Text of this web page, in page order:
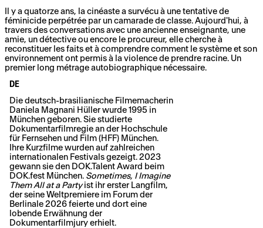
Il y a quatorze ans, la cinéaste a survécu à une tentative de
féminicide perpétrée par un camarade de classe. Aujourd'hui, à
travers des conversations avec une ancienne enseignante, une
amie, un détective ou encore le procureur, elle cherche à
reconstituer les faits et à comprendre comment le système et son
environnement ont permis à la violence de prendre racine. Un
premier long métrage autobiographique nécessaire.
DE
Die deutsch-brasilianische Filmemacherin
Daniela Magnani Hüller wurde 1995 in
München geboren. Sie studierte
Dokumentarfilmregie an der Hochschule
für Fernsehen und Film (HFF) München.
Ihre Kurzfilme wurden auf zahlreichen
internationalen Festivals gezeigt. 2023
gewann sie den DOK.Talent Award beim
DOK.fest München. Sometimes, I Imagine
Them All at a Partyist ihr erster Langfilm,
der seine Weltpremiere im Forum der
Berlinale 2026 feierte und dort eine
lobende Erwähnung der
Dokumentarfilmjury erhielt.